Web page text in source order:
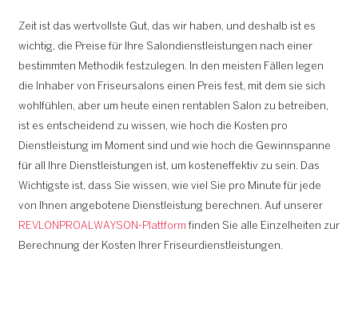
Zeit ist das wertvollste Gut, das wir haben, und deshalb ist es
wichtig, die Preise für Ihre Salondienstleistungen nach einer
bestimmten Methodik festzulegen. In den meisten Fällen legen
die Inhaber von Friseursalons einen Preis fest, mit dem sie sich
wohlfühlen, aber um heute einen rentablen Salon zu betreiben,
ist es entscheidend zu wissen, wie hoch die Kosten pro
Dienstleistung im Moment sind und wie hoch die Gewinnspanne
für all Ihre Dienstleistungen ist, um kosteneffektiv zu sein. Das
Wichtigste ist, dass Sie wissen, wie viel Sie pro Minute für jede
von Ihnen angebotene Dienstleistung berechnen. Auf unserer
REVLONPROALWAYSON-Plattform finden Sie alle Einzelheiten zur
Berechnung der Kosten Ihrer Friseurdienstleistungen.